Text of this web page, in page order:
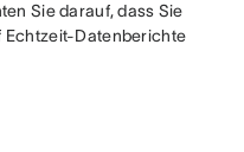
Sie darauf, dass Sie
Echtzeit-Datenberichte